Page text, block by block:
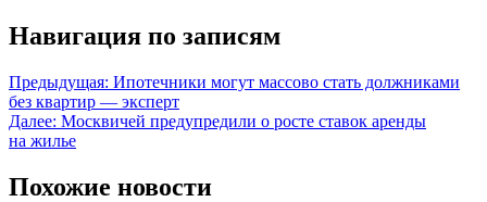
Навигация по записям
Предыдущая: Ипотечники могут массово стать должниками
без квартир — эксперт
Далее: Москвичей предупредили о росте ставок аренды
на жилье
Похожие новости